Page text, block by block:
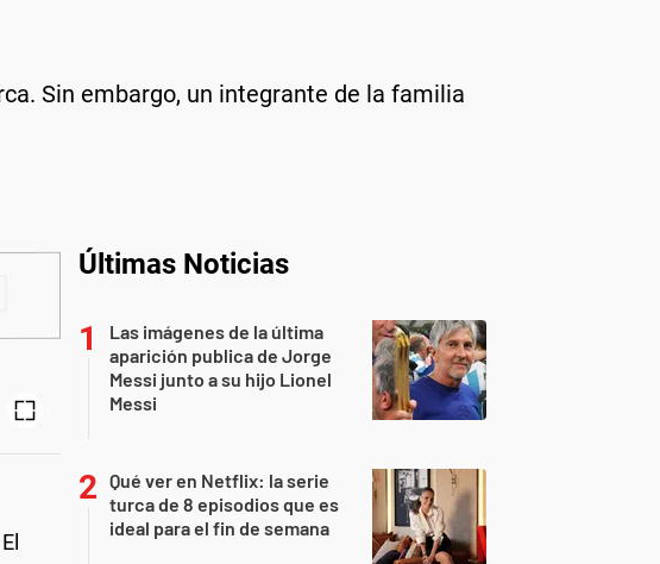
Sin embargo, un integrante de la familia
Últimas Noticias
Las imágenes de la última
aparición publica de Jorge
Messi junto a su hijo Lionel
Messi
Qué ver en Netflix: la serie
turca de 8 episodios que es
ideal para el fin de semana